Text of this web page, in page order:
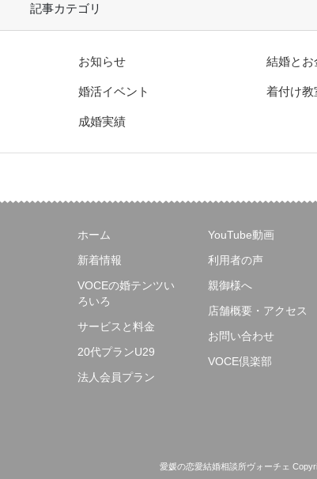
記事カテゴリ
お知らせ 結婚とお
婚活イベント 着付け教
成婚実績
ホーム
新着情報
VOCEの婚テンツい
ろいろ
サービスと料金
20代プランU29
法人会員プラン
YouTube動画
利用者の声
親御様へ
店舗概要・アクセス
お問い合わせ
VOCE倶楽部
愛媛の恋愛結婚相談所ヴォーチェ